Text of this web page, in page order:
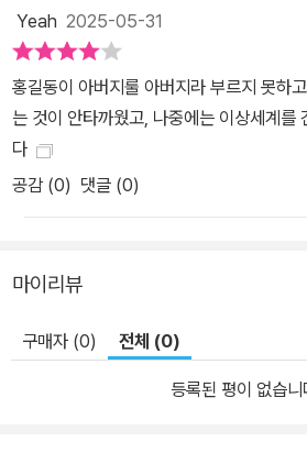
18세기 서울에서 출판된 방각본 《홍길동
시 출판한 것으로, 한남서림본이라고도 하
교과서에 실려 있는 판본과 같아서 작품을
도 익숙할 것입니다. 이야기 너머의 이야기
의 일러스트 또한 홍길동이라는 캐릭터의
읽는 재미에 보는 재미를 더해 줍니다. 3. 전국국어교사모임의 ‘국어
의 뿌리이기도 합니다. 서양의 고전 못지
고전이 어렵고 읽기 불편하다는 이유로 우
는 현실을 안타까워하여 지난 2002년부
로 ‘국어시간에 고전읽기’ 시리즈입니다. 전국국어교사모임의 국어
교사들과 정통한 고전 학자들이 함께 힘을
Yeah 2025-05-31
홍길동이 아버지룰 아버지라 부르지 못하
는 것이 안타까웠고, 나중에는 이상세계를
다
공감 (0) 댓글 (0)
마이리뷰
구매자 (0) 전체 (0)
등록된 평이 없습니